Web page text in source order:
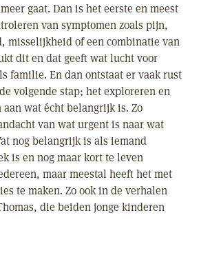
gaat. Dan is het eerste en meest
van symptomen zoals pijn,
misselijkheid of een combinatie van
dit en dat geeft wat lucht voor
familie. En dan ontstaat er vaak rust
volgende stap; het exploreren en
aan wat écht belangrijk is. Zo
van wat urgent is naar wat
nog belangrijk is als iemand
is en nog maar kort te leven
maar meestal heeft het met
te maken. Zo ook in de verhalen
die beiden jonge kinderen